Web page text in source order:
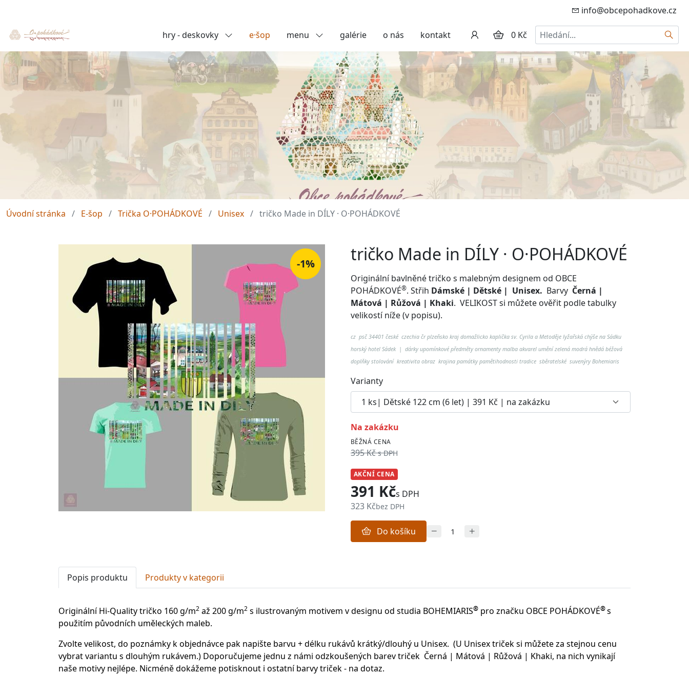
info@obcepohadkove.cz
hry - deskovky e·šop menu galérie o nás kontakt 0 Kč Hledat
Úvodní stránka E-šop Trička O·POHÁDKOVÉ Unisex tričko Made in DÍLY · O·POHÁDKOVÉ
-1% tričko Made in DÍLY · O·POHÁDKOVÉ
Originální bavlněné tričko s malebným designem od OBCE
POHÁDKOVÉ®. Střih Dámské | Dětské | Unisex. Barvy Černá |
Mátová | Růžová | Khaki. VELIKOST si můžete ověřit podle tabulky
velikostí níže (v popisu).
cz psč 34401 české czechia čr plzeňsko kraj domažlicko kaplička sv. Cyrila a Metoděje lyžařská chýše na Sádku
horský hotel Sádek | dárky upomínkové předměty ornamenty malba akvarel umění zelená modrá hnědá béžová
doplňky stolování kreativita obraz krajina památky pamětihodnosti tradice sběratelské suvenýry Bohemiaris
Varianty
na zakázku
BĚŽNÁ CENA
395 Kč s DPH
AKČNÍ CENA
391 Kčs DPH
323 Kčbez DPH
Do košíku
Popis produktu Produkty v kategorii
Originální Hi-Quality tričko 160 g/m2 až 200 g/m2 s ilustrovaným motivem v designu od studia BOHEMIARIS® pro značku OBCE POHÁDKOVÉ®s
použitím původních uměleckých maleb.
Zvolte velikost, do poznámky k objednávce pak napište barvu + délku rukávů krátký/dlouhý u Unisex. (U Unisex triček si můžete za stejnou cenu
vybrat variantu s dlouhým rukávem.) Doporučujeme jednu z námi odzkoušených barev triček Černá | Mátová | Růžová | Khaki, na nich vynikají
naše motivy nejlépe. Nicméně dokážeme potisknout i ostatní barvy triček - na dotaz.